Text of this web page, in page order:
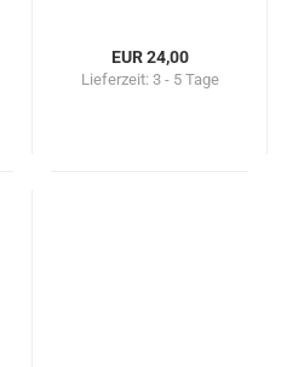
EUR 24,00
Lieferzeit: 3 - 5 Tage